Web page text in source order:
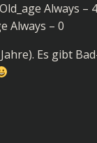
Always –
Always – 0
Es gibt